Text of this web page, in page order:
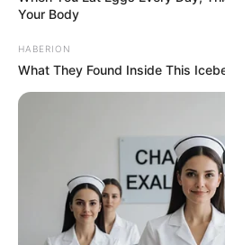
Your Body
HABERION
What They Found Inside This